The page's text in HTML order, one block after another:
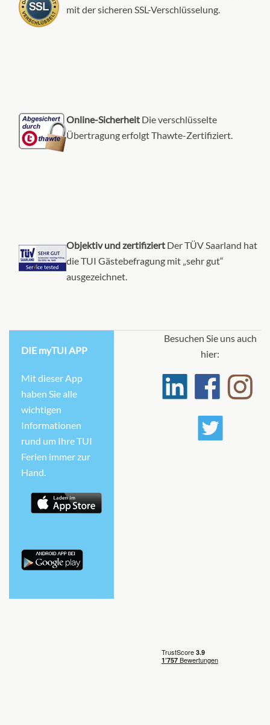
mit der sicheren SSL-Verschlüsselung.
Online-Sicherheit Die verschlüsselte
Übertragung erfolgt Thawte-Zertifiziert.
Objektiv und zertifiziert Der TÜV Saarland hat
die TUI Gästebefragung mit „sehr gut“
ausgezeichnet.
DIE myTUI APP
Mit dieser App
haben Sie alle
wichtigen
Informationen
rund um Ihre TUI
Ferien immer zur
Hand.
Besuchen Sie uns auch
hier: